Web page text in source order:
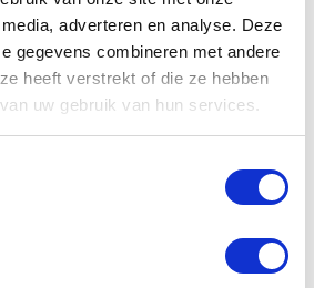
adverteren en analyse. Deze
gegevens combineren met andere
heeft verstrekt of die ze hebben
uw gebruik van hun services.